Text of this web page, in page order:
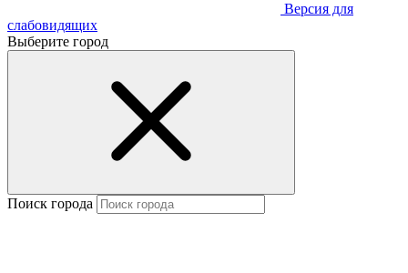
Версия для
слабовидящих
Выберите город
Поиск города